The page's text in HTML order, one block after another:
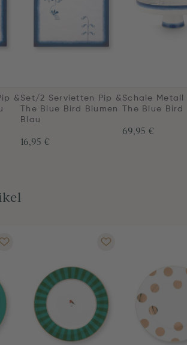
& Set/2 Servietten Pip &
The Blue Bird Blumen
Blau
16,95 €
Schale Metall
The Blue Bird
69,95 €